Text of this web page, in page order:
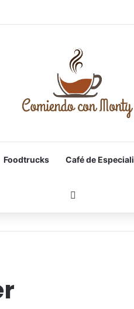
Madre Cantabria
Foodtrucks Café de